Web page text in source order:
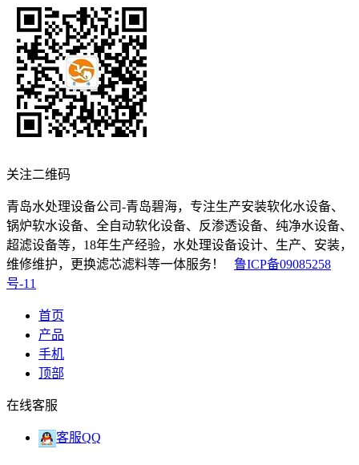
关注二维码
青岛水处理设备公司-青岛碧海，专注生产安装软化水设备、
锅炉软水设备、全自动软化设备、反渗透设备、纯净水设备、
超滤设备等，18年生产经验，水处理设备设计、生产、安装，
维修维护，更换滤芯滤料等一体服务！ 鲁ICP备09085258
号-11
首页
产品
手机
顶部
在线客服
客服QQ